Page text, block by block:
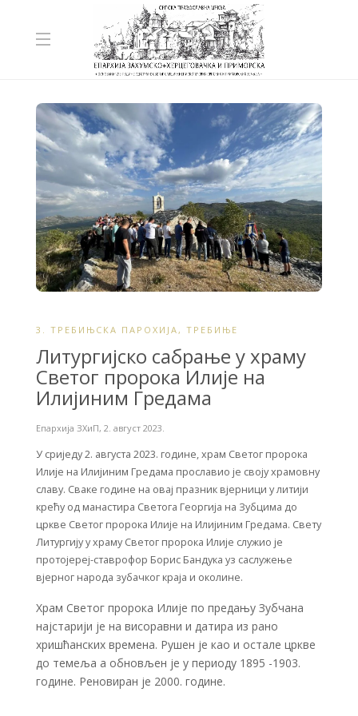
3. ТРЕБИЊСКА ПАРОХИЈА , ТРЕБИЊЕ
Литургијско сабрање у храму
Светог пророка Илије на
Илијиним Гредама
Епархија ЗХиП, 2. август 2023.
У сриједу 2. августа 2023. године, храм Светог пророка
Илије на Илијиним Гредама прославио је своју храмовну
славу. Сваке године на овај празник вјерници у литији
крећу од манастира Светога Георгија на Зубцима до
цркве Светог пророка Илије на Илијиним Гредама. Свету
Литургију у храму Светог пророка Илије служио је
протојереј-ставрофор Борис Бандука уз саслужење
вјерног народа зубачког краја и околине.
Храм Светог пророка Илије по предању Зубчана
најстарији је на висоравни и датира из рано
хришћанских времена. Рушен је као и остале цркве
до темеља а обновљен је у периоду 1895 -1903.
године. Реновиран је 2000. године.